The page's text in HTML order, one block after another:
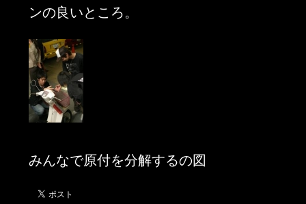
ンの良いところ。
みんなで原付を分解するの図